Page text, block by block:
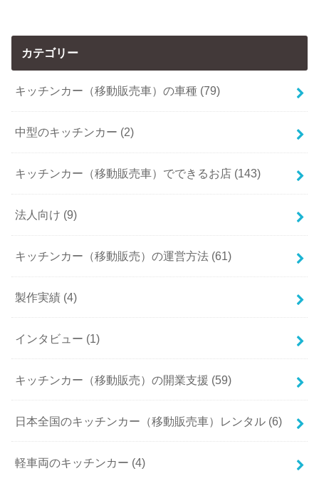
カテゴリー
キッチンカー（移動販売車）の車種 (79)
中型のキッチンカー (2)
キッチンカー（移動販売車）でできるお店 (143)
法人向け (9)
キッチンカー（移動販売）の運営方法 (61)
製作実績 (4)
インタビュー (1)
キッチンカー（移動販売）の開業支援 (59)
日本全国のキッチンカー（移動販売車）レンタル (6)
軽車両のキッチンカー (4)